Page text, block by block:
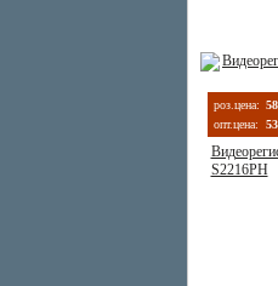
роз.цена:
опт.цена:
S2216PH